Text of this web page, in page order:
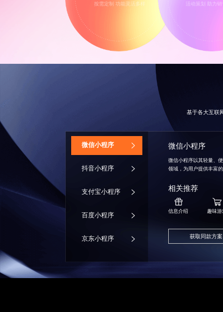
按需定制 功能灵活多样 活动策划 助力
基于各大互联
‌微信小程序
抖音小程序
支付宝小程序
百度小程序
京东小程序
微信小程序
微信小程序以其轻量、
领域，为用户提供丰富
相关推荐
信息介绍 趣味游
获取同款方案